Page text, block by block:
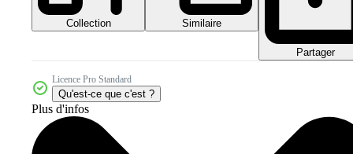
Collection Similaire
Partager
Licence Pro Standard
Qu'est-ce que c'est ?
Plus d'infos